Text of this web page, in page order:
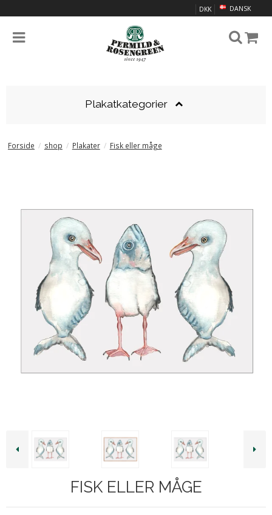
DANSK
DKK
Plakatkategorier
Forside / shop / Plakater / Fisk eller måge
FISK ELLER MÅGE